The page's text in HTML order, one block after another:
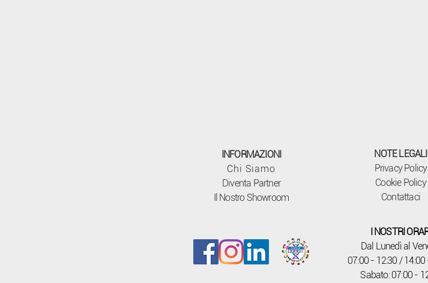
INFORMAZIONI
Chi Siamo
Diventa Partner
Il Nostro Showroom
NOTE LEGALI
Privacy Policy
Cookie Policy
Contattaci
I NOSTRI
Dal Lunedì al
07:00 - 12:30 / 14:00
Sabato: 07:00 -